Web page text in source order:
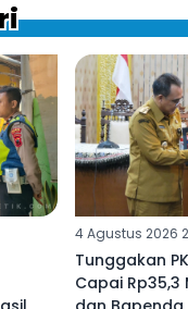
4 Agustus 2026
Tunggakan
Capai Rp35,3